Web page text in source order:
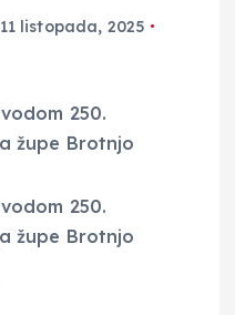
11 listopada, 2025